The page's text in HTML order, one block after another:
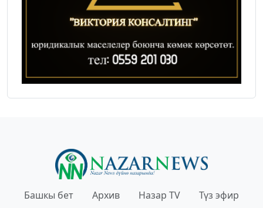
Башкы бет Архив Назар TV Түз эфир